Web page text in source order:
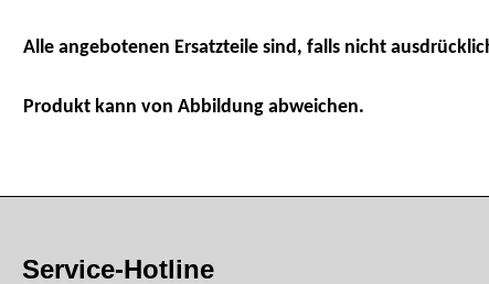
Alle angebotenen Ersatzteile sind, falls nicht
Produkt kann von Abbildung abweichen.
Service-Hotline